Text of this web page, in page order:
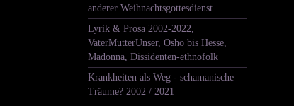
anderer Weihnachtsgottesdienst
Lyrik & Prosa 2002-2022,
VaterMutterUnser, Osho bis Hesse,
Madonna, Dissidenten-ethnofolk
Krankheiten als Weg - schamanische
Träume? 2002 / 2021